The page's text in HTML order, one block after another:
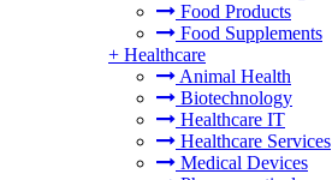
Food Products
Food Supplements
+ Healthcare
Animal Health
Biotechnology
Healthcare IT
Healthcare Services
Medical Devices